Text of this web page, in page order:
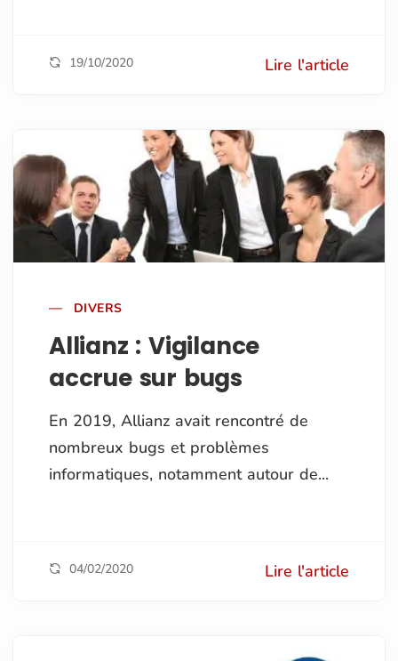
19/10/2020 Lire l'article
DIVERS
Allianz : Vigilance
accrue sur bugs
En 2019, Allianz avait rencontré de
nombreux bugs et problèmes
informatiques, notamment autour de...
04/02/2020 Lire l'article